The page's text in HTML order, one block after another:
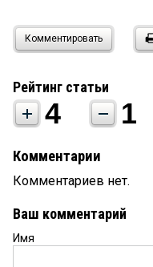
Комментировать
Рейтинг статьи
4 1
Комментарии
Комментариев нет.
Ваш комментарий
Имя